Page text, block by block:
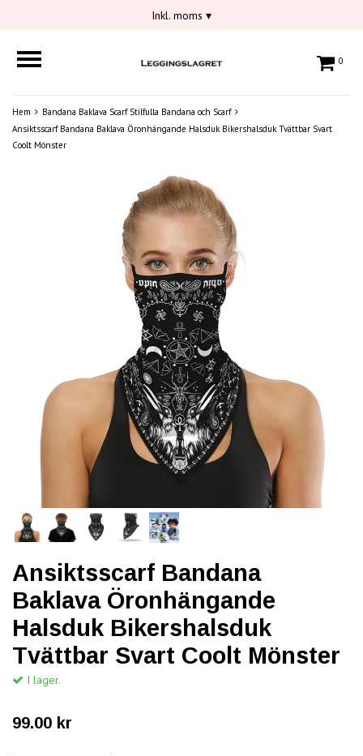
Inkl. moms ▾
0
Hem
Bandana Baklava Scarf Stilfulla Bandana och Scarf
Ansiktsscarf Bandana Baklava Öronhängande Halsduk Bikershalsduk Tvättbar Svart
Coolt Mönster
Ansiktsscarf Bandana
Baklava Öronhängande
Halsduk Bikershalsduk
Tvättbar Svart Coolt Mönster
I lager.
99.00 kr